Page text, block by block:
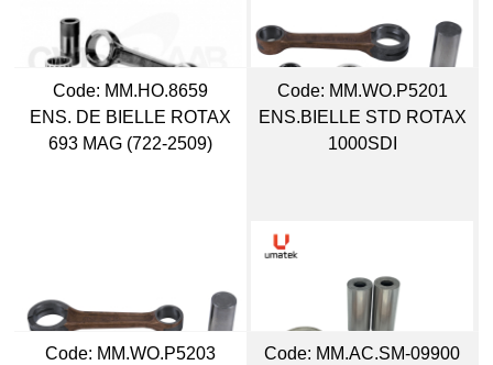
Code: MM.HO.8659
ENS. DE BIELLE ROTAX
693 MAG (722-2509)
Code: MM.WO.P5201
ENS.BIELLE STD ROTAX
1000SDI
Code: MM.WO.P5203
Code: MM.AC.SM-09900